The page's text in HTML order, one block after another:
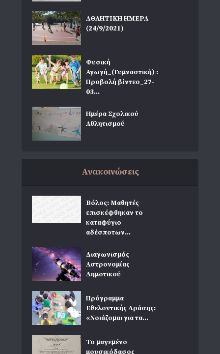
ΑΘΛΗΤΙΚΗ ΗΜΕΡΑ
(24/9/2021)
Φυσική
Αγωγή_(Γυμναστική) :
Προβολή βίντεο_27-
03...
Ημέρα Σχολικού
Αθλητισμού
Ανακοινώσεις
Βόλος: Μαθητές
επισκέφθηκαν το
καταφύγιο
αδέσποτων...
Διαγωνισμός
Αστρονομίας
Δημοτικού
Πρόγραμμα
Εθελοντικής Δράσης:
«Νοιάζομαι για τα...
Το μαγεμένο
μουσικόδασος